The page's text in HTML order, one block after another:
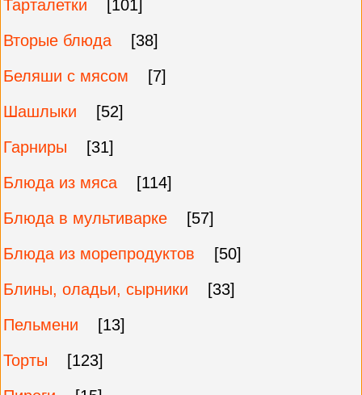
Тарталетки
[101]
Вторые блюда
[38]
Беляши с мясом
[7]
Шашлыки
[52]
Гарниры
[31]
Блюда из мяса
[114]
Блюда в мультиварке
[57]
Блюда из морепродуктов
[50]
Блины, оладьи, сырники
[33]
Пельмени
[13]
Торты
[123]